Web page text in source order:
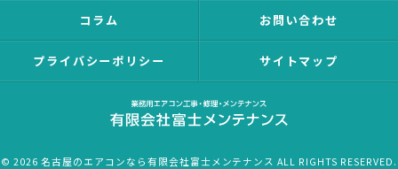
コラム お問い合わせ
プライバシーポリシー サイトマップ
© 2026 名古屋のエアコンなら有限会社富士メンテナンス ALL RIGHTS RESERVED.